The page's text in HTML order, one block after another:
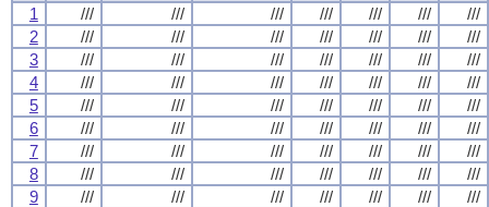
1
/// /// /// /// /// ///
///
2
/// /// /// /// /// ///
///
3
/// /// /// /// /// ///
///
4
/// /// /// /// /// ///
///
5
/// /// /// /// /// ///
///
6
/// /// /// /// /// ///
///
7
/// /// /// /// /// ///
///
8
/// /// /// /// /// ///
///
9
/// /// /// /// /// ///
///